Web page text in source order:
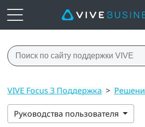
VIVE Focus 3 Поддержка >
Руководства пользователя